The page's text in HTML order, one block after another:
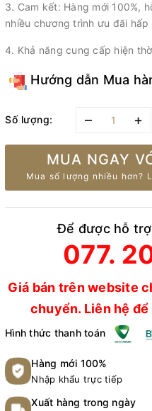
3. Cam kết: Hàng mới 100%,
nhiều chương trình ưu đãi hấp
4. Khả năng cung cấp hiện
Hướng dẫn Mua
Số lượng: – +
MUA NGAY
Mua số lượng nhiều hơn?
Để được hỗ
077.
Giá bán trên website
chuyển. Liên hệ
Hình thức thanh toán
Hàng mới 100%
Nhập khẩu trực tiếp
Xuất hàng trong ngày